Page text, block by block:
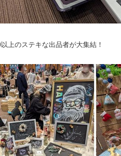
上のステキな出品者が大集結！